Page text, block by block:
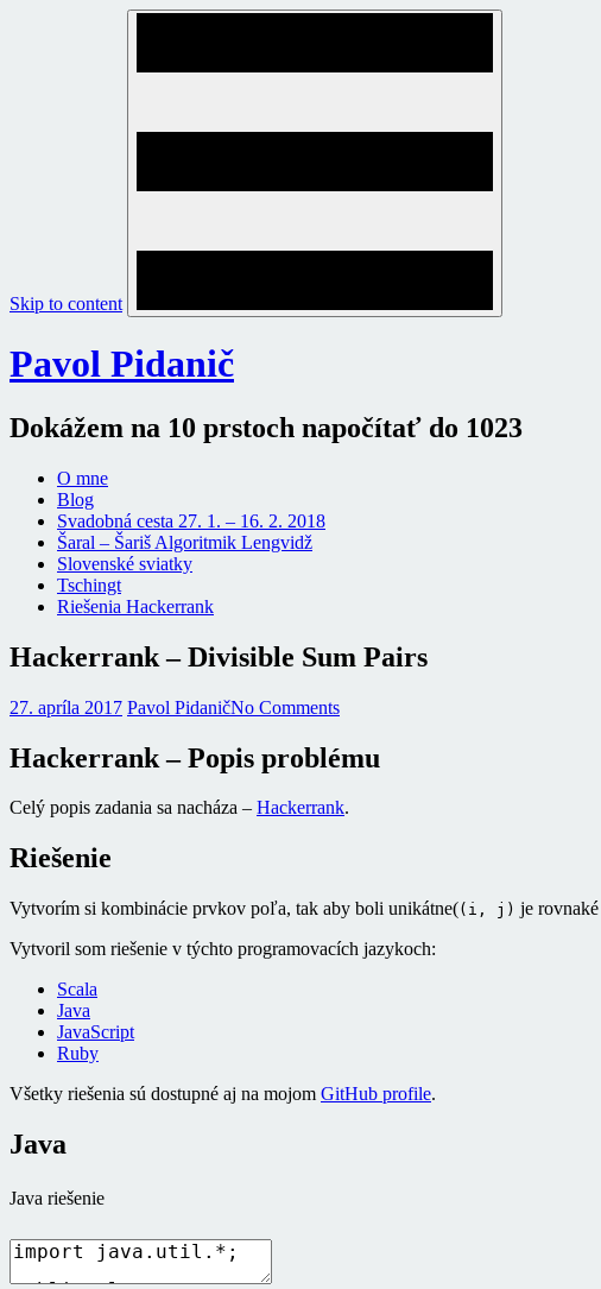
Skip to content
Pavol Pidanič
Dokážem na 10 prstoch napočítať do 1023
O mne
Blog
Svadobná cesta 27. 1. – 16. 2. 2018
Šaral – Šariš Algoritmik Lengvidž
Slovenské sviatky
Tschingt
Riešenia Hackerrank
Hackerrank – Divisible Sum Pairs
27. apríla 2017 Pavol PidaničNo Comments
Hackerrank – Popis problému
Celý popis zadania sa nacháza – Hackerrank.
Riešenie
Vytvorím si kombinácie prvkov poľa, tak aby boli unikátne((i, j) je
Vytvoril som riešenie v týchto programovacích jazykoch:
Scala
Java
JavaScript
Ruby
Všetky riešenia sú dostupné aj na mojom GitHub profile.
Java
Java riešenie